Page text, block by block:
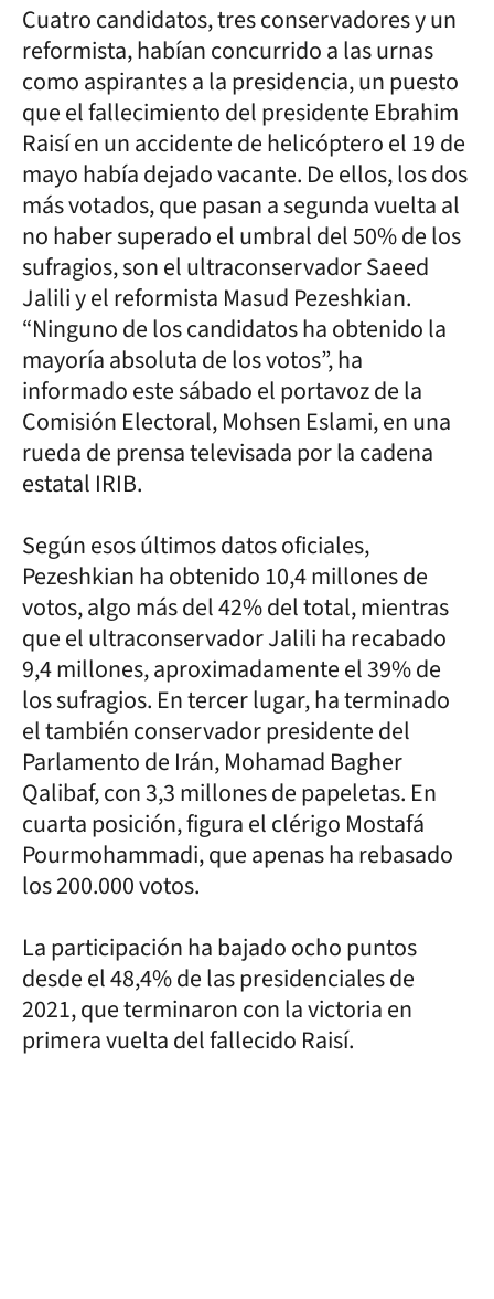
Cuatro candidatos, tres conservadores y un
reformista, habían concurrido a las urnas
como aspirantes a la presidencia, un puesto
que el fallecimiento del presidente Ebrahim
Raisí en un accidente de helicóptero el 19 de
mayo había dejado vacante. De ellos, los dos
más votados, que pasan a segunda vuelta al
no haber superado el umbral del 50% de los
sufragios, son el ultraconservador Saeed
Jalili y el reformista Masud Pezeshkian.
“Ninguno de los candidatos ha obtenido la
mayoría absoluta de los votos”, ha
informado este sábado el portavoz de la
Comisión Electoral, Mohsen Eslami, en una
rueda de prensa televisada por la cadena
estatal IRIB.
Según esos últimos datos oficiales,
Pezeshkian ha obtenido 10,4 millones de
votos, algo más del 42% del total, mientras
que el ultraconservador Jalili ha recabado
9,4 millones, aproximadamente el 39% de
los sufragios. En tercer lugar, ha terminado
el también conservador presidente del
Parlamento de Irán, Mohamad Bagher
Qalibaf, con 3,3 millones de papeletas. En
cuarta posición, figura el clérigo Mostafá
Pourmohammadi, que apenas ha rebasado
los 200.000 votos.
La participación ha bajado ocho puntos
desde el 48,4% de las presidenciales de
2021, que terminaron con la victoria en
primera vuelta del fallecido Raisí.